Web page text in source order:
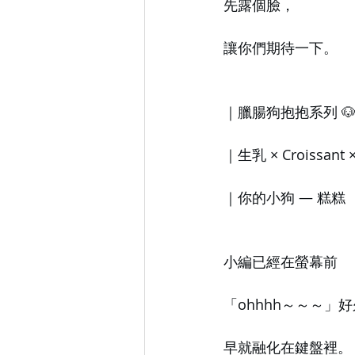
先露個臉，
讓你們期待一下。
｜臘腸狗抱抱系列 🐶
｜生乳 × Croissant
｜你的小狗 — 糕糕
小編已經在螢幕前
「ohhhh～～～」好
早就融化在鍵盤裡。